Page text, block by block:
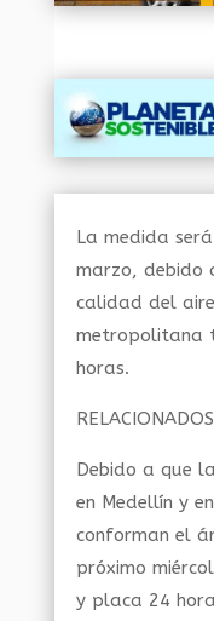
La medida
marzo,
calidad del
metropolitana
horas.
Debido a que
en Medellín y
conforman el
próximo
y placa 24